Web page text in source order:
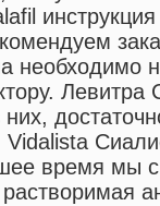
необходимо
Vidalista
время мы